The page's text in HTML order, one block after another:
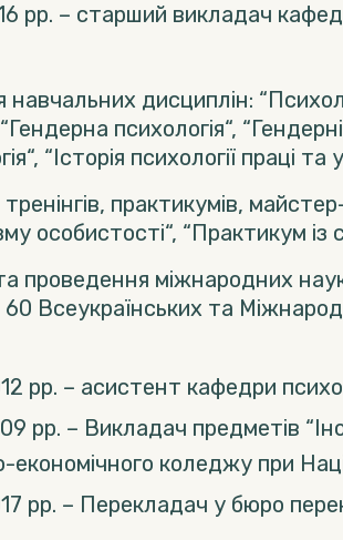
рр. – старший викладач
дисциплін:
“Гендерна психологія“,
“Історія психології праці
практикумів,
особистості“, “Практикум із
та проведення міжнародних
60 Всеукраїнських та
рр. – асистент кафедри
рр. – Викладач предметів
економічного коледжу при
рр. – Перекладач у бюро